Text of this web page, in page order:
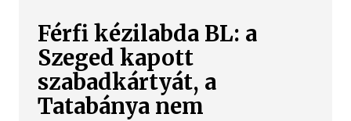
Férfi kézilabda BL: a
Szeged kapott
szabadkártyát, a
Tatabánya nem